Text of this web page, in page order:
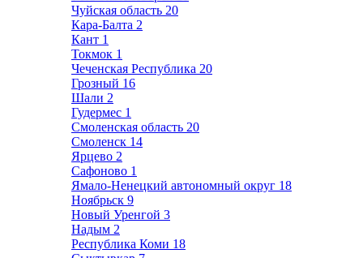
Чуйская область 20
Кара-Балта 2
Кант 1
Токмок 1
Чеченская Республика 20
Грозный 16
Шали 2
Гудермес 1
Смоленская область 20
Смоленск 14
Ярцево 2
Сафоново 1
Ямало-Ненецкий автономный округ 18
Ноябрьск 9
Новый Уренгой 3
Надым 2
Республика Коми 18